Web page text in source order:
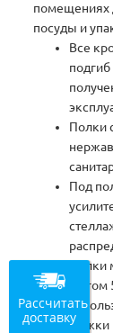
помещениях
посуды и
Все
Полки
Под
Полки
шагом
Ножки
Рассчитать
доставку